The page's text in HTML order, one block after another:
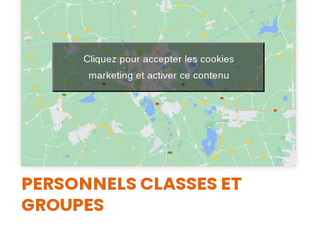
Cliquez pour accepter les cookies
marketing et activer ce contenu
PERSONNELS CLASSES ET
GROUPES